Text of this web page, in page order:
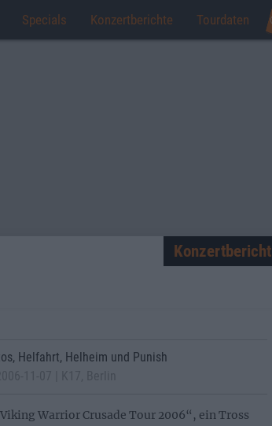
Specials Konzertberichte Tourdaten
Konzertbericht
Helfahrt, Helheim und Punish
Warrior Crusade Tour 2006“, ein Tross